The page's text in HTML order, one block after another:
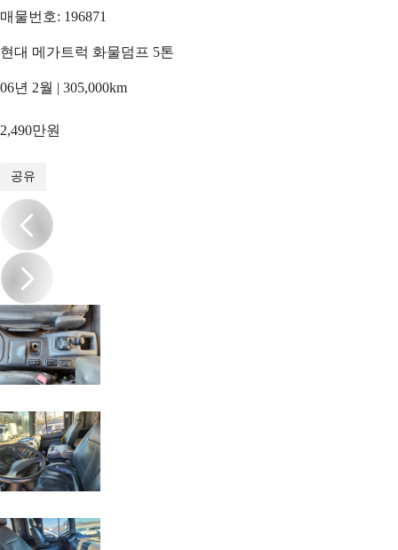
매물번호: 196871
현대 메가트럭 화물덤프 5톤
06년 2월 | 305,000km
2,490만원
공유
/18